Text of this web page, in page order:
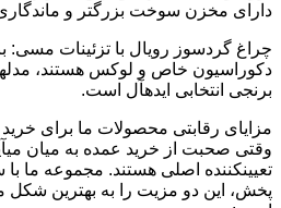
دارای مخزن سوخت بزرگتر و
چراغ گردسوز رویال با تزئینات مسی:
دکوراسیون خاص و لوکس هستند،
برنجی انتخابی ایدهآل است.
مزایای رقابتی محصولات ما برای
وقتی صحبت از خرید عمده به میان
تعیینکننده اصلی هستند. مجموعه ما با
پخش، این دو مزیت را به بهترین